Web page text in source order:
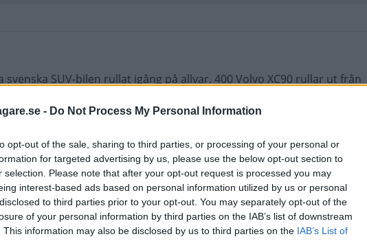
- Do Not Process My Personal Information
opt-out of the sale, sharing to third parties, or processing of your personal or
for targeted advertising by us, please use the below opt-out section to
selection. Please note that after your opt-out request is processed you may
interest-based ads based on personal information utilized by us or personal
to third parties prior to your opt-out. You may separately opt-out of the
of your personal information by third parties on the IAB’s list of downstream
This information may also be disclosed by us to third parties on the IAB’s List of
SUV-bilen rullat igång på allvar. 400 Volvo XC90 rullar ut från
köparna sina bilar. De blir inte besvikna. Volvo har gjort en suverän